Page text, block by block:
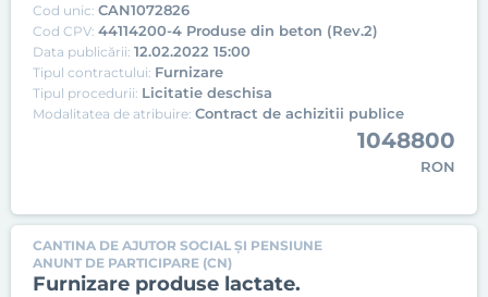
Cod unic: CAN1072826
Cod CPV: 44114200-4 Produse din beton (Rev.2)
Data publicării: 12.02.2022 15:00
Tipul contractului: Furnizare
Tipul procedurii: Licitatie deschisa
Modalitatea de atribuire: Contract de achizitii publice
1048800
RON
CANTINA DE AJUTOR SOCIAL ȘI PENSIUNE
ANUNT DE PARTICIPARE (CN)
Furnizare produse lactate.